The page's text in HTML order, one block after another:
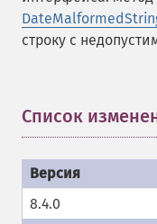
строку с
Список
8.4.0